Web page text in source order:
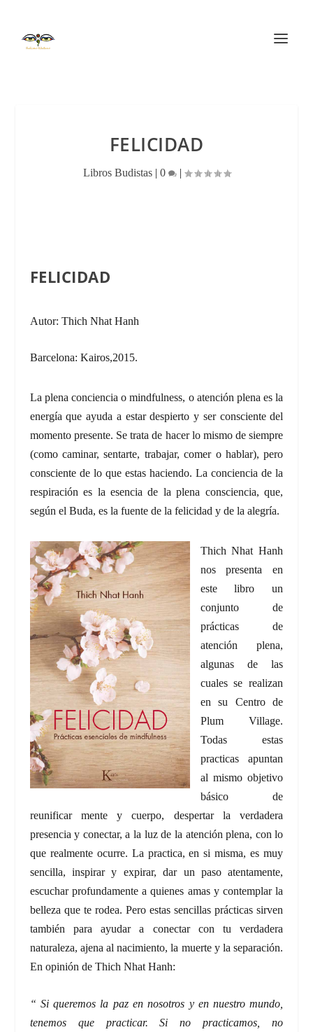
FELICIDAD
Libros Budistas| 0 |
FELICIDAD
Autor: Thich Nhat Hanh
Barcelona: Kairos,2015.
La plena conciencia o mindfulness, o atención plena es la
energía que ayuda a estar despierto y ser consciente del
momento presente. Se trata de hacer lo mismo de siempre
(como caminar, sentarte, trabajar, comer o hablar), pero
consciente de lo que estas haciendo. La conciencia de la
respiración es la esencia de la plena consciencia, que,
según el Buda, es la fuente de la felicidad y de la alegría.
Thich Nhat Hanh
nos presenta en
este libro un
conjunto de
prácticas de
atención plena,
algunas de las
cuales se realizan
en su Centro de
Plum Village.
Todas estas
practicas apuntan
al mismo objetivo
básico de
reunificar mente y cuerpo, despertar la verdadera
presencia y conectar, a la luz de la atención plena, con lo
que realmente ocurre. La practica, en si misma, es muy
sencilla, inspirar y expirar, dar un paso atentamente,
escuchar profundamente a quienes amas y contemplar la
belleza que te rodea. Pero estas sencillas prácticas sirven
también para ayudar a conectar con tu verdadera
naturaleza, ajena al nacimiento, la muerte y la separación.
En opinión de Thich Nhat Hanh:
“ Si queremos la paz en nosotros y en nuestro mundo,
tenemos que practicar. Si no practicamos, no